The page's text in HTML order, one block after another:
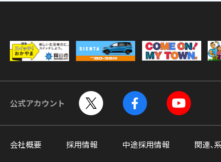
公式アカウント
会社概要 採用情報 中途採用情報 関連、